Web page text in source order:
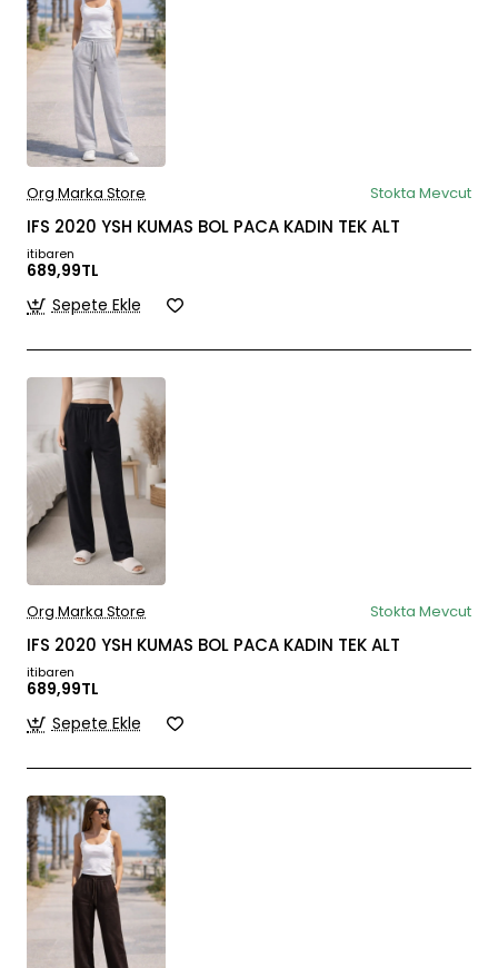
Org Marka Store Stokta Mevcut
IFS 2020 YSH KUMAS BOL PACA KADIN TEK ALT
itibaren
689,99TL
Sepete Ekle
Org Marka Store Stokta Mevcut
IFS 2020 YSH KUMAS BOL PACA KADIN TEK ALT
itibaren
689,99TL
Sepete Ekle